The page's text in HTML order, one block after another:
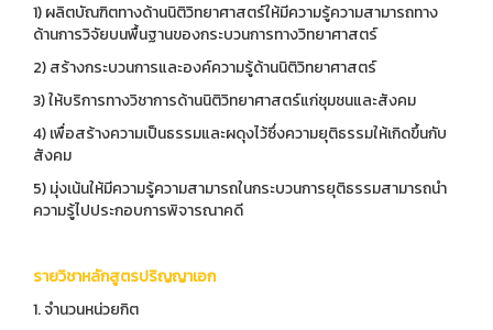
1) ผลิตบัณฑิตทางด้านนิติวิทยาศาสตร์ให้มีความรู้ความสามารถทาง
ด้านการวิจัยบนพื้นฐานของกระบวนการทางวิทยาศาสตร์
2) สร้างกระบวนการและองค์ความรู้ด้านนิติวิทยาศาสตร์
3) ให้บริการทางวิชาการด้านนิติวิทยาศาสตร์แก่ชุมชนและสังคม
4) เพื่อสร้างความเป็นธรรมและผดุงไว้ซึ่งความยุติธรรมให้เกิดขึ้นกับ
สังคม
5) มุ่งเน้นให้มีความรู้ความสามารถในกระบวนการยุติธรรมสามารถนำ
ความรู้ไปประกอบการพิจารณาคดี
รายวิชาหลักสูตรปริญญาเอก
1. จำนวนหน่วยกิต